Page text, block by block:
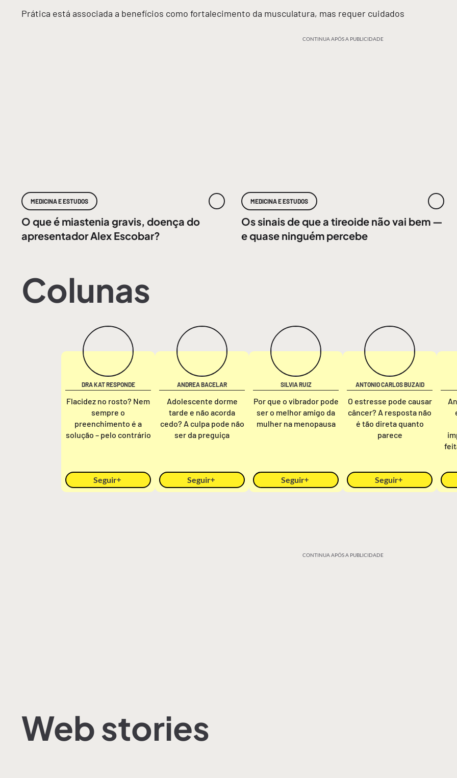
Prática está associada a benefícios como fortalecimento da musculatura, mas requer cuidados
CONTINUA APÓS A PUBLICIDADE
MEDICINA E ESTUDOS
O que é miastenia gravis, doença do
apresentador Alex Escobar?
MEDICINA E ESTUDOS
Os sinais de que a tireoide não vai bem —
e quase ninguém percebe
Colunas
DRA KAT RESPONDE
Flacidez no rosto? Nem
sempre o
preenchimento é a
solução – pelo contrário
Seguir
ANDREA BACELAR
Adolescente dorme
tarde e não acorda
cedo? A culpa pode não
ser da preguiça
Seguir
SILVIA RUIZ
Por que o vibrador pode
ser o melhor amigo da
mulher na menopausa
Seguir
ANTONIO CARLOS BUZAID
O estresse pode causar
câncer? A resposta não
é tão direta quanto
parece
Seguir
CONTINUA APÓS A PUBLICIDADE
Web stories